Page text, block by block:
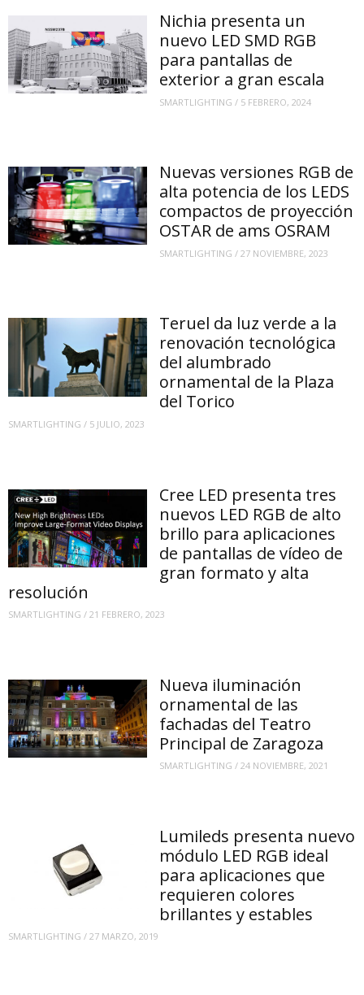
Nichia presenta un
nuevo LED SMD RGB
para pantallas de
exterior a gran escala
SMARTLIGHTING / 5 FEBRERO, 2024
Nuevas versiones RGB de
alta potencia de los LEDS
compactos de proyección
OSTAR de ams OSRAM
SMARTLIGHTING / 27 NOVIEMBRE, 2023
Teruel da luz verde a la
renovación tecnológica
del alumbrado
ornamental de la Plaza
del Torico
SMARTLIGHTING / 5 JULIO, 2023
Cree LED presenta tres
nuevos LED RGB de alto
brillo para aplicaciones
de pantallas de vídeo de
gran formato y alta
resolución
SMARTLIGHTING / 21 FEBRERO, 2023
Nueva iluminación
ornamental de las
fachadas del Teatro
Principal de Zaragoza
SMARTLIGHTING /24 NOVIEMBRE, 2021
Lumileds presenta nuevo
módulo LED RGB ideal
para aplicaciones que
requieren colores
brillantes y estables
SMARTLIGHTING / 27 MARZO, 2019